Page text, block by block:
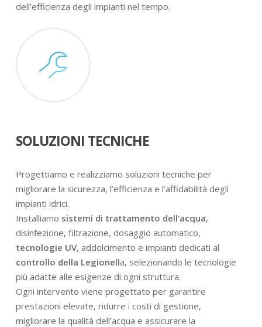
dell’efficienza degli impianti nel tempo.
SOLUZIONI TECNICHE
Progettiamo e realizziamo soluzioni tecniche per
migliorare la sicurezza, l’efficienza e l’affidabilità degli
impianti idrici.
Installiamo sistemi di trattamento dell’acqua,
disinfezione, filtrazione, dosaggio automatico,
tecnologie UV, addolcimento e impianti dedicati al
controllo della Legionella, selezionando le tecnologie
più adatte alle esigenze di ogni struttura.
Ogni intervento viene progettato per garantire
prestazioni elevate, ridurre i costi di gestione,
migliorare la qualità dell’acqua e assicurare la